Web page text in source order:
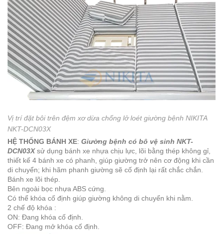
Vị trí đặt bôi trên đệm xơ dừa chống lở loét giường bệnh NIKITA
NKT-DCN03X
HỆ THỐNG BÁNH XE: Giường bệnh có bô vệ sinh NKT-
DCN03Xsử dụng bánh xe nhựa chịu lực, lõi bằng thép không gỉ,
thiết kế 4 bánh xe có phanh, giúp giường trở nên cơ động khi cần
di chuyển; khi hãm phanh giường sẽ cố định lại rất chắc chắn.
Bánh xe lõi thép.
Bên ngoài bọc nhựa ABS cứng.
Có thể khóa cố định giúp giường không di chuyển khi nằm.
2 chế độ khóa :
ON: Đang khóa cố định.
OFF: Đang mở khóa cố định.